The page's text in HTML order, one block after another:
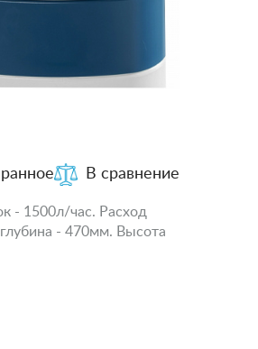
В сравнение
- 1500л/час. Расход
- 470мм. Высота